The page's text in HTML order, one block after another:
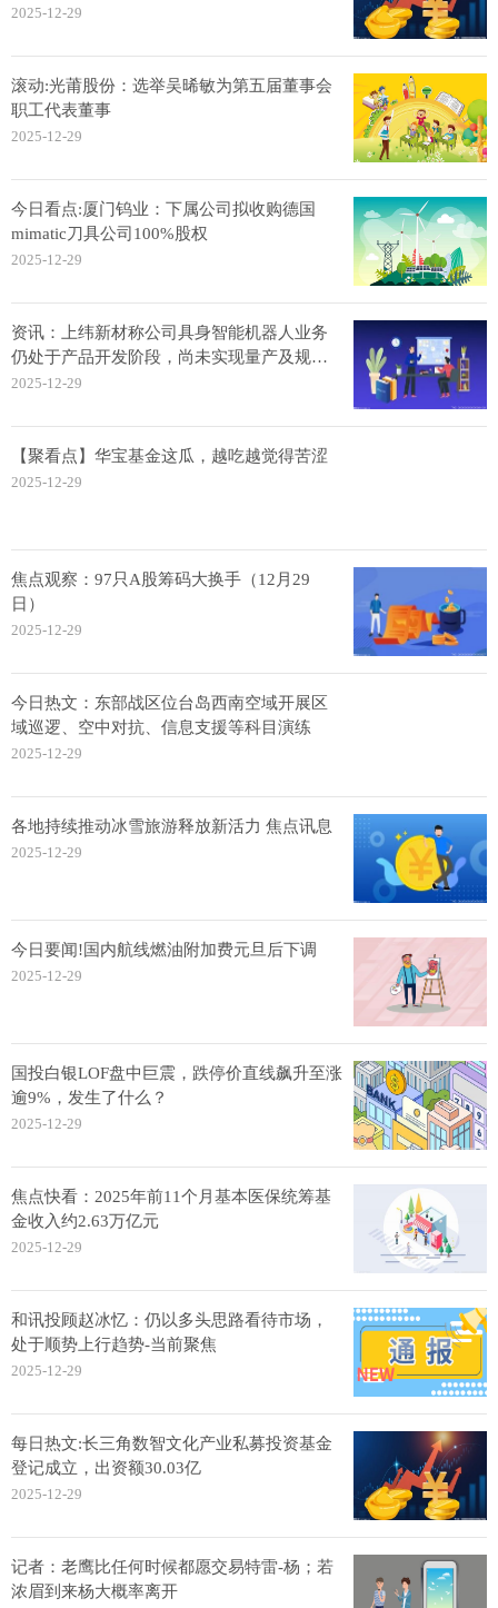
2025-12-29
滚动:光莆股份：选举吴晞敏为第五届董事会
职工代表董事
2025-12-29
今日看点:厦门钨业：下属公司拟收购德国
mimatic刀具公司100%股权
2025-12-29
资讯：上纬新材称公司具身智能机器人业务
仍处于产品开发阶段，尚未实现量产及规模
化销售
2025-12-29
【聚看点】华宝基金这瓜，越吃越觉得苦涩
2025-12-29
焦点观察：97只A股筹码大换手（12月29
日）
2025-12-29
今日热文：东部战区位台岛西南空域开展区
域巡逻、空中对抗、信息支援等科目演练
2025-12-29
各地持续推动冰雪旅游释放新活力 焦点讯息
2025-12-29
今日要闻!国内航线燃油附加费元旦后下调
2025-12-29
国投白银LOF盘中巨震，跌停价直线飙升至涨
逾9%，发生了什么？
2025-12-29
焦点快看：2025年前11个月基本医保统筹基
金收入约2.63万亿元
2025-12-29
和讯投顾赵冰忆：仍以多头思路看待市场，
处于顺势上行趋势-当前聚焦
2025-12-29
每日热文:长三角数智文化产业私募投资基金
登记成立，出资额30.03亿
2025-12-29
记者：老鹰比任何时候都愿交易特雷-杨；若
浓眉到来杨大概率离开